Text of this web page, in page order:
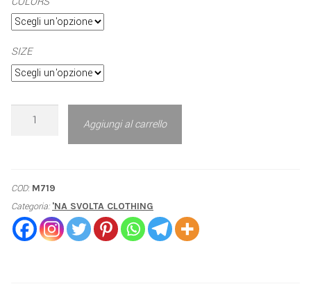
SIZE
Aggiungi al carrello
COD: M719
Categoria: 'NA SVOLTA CLOTHING